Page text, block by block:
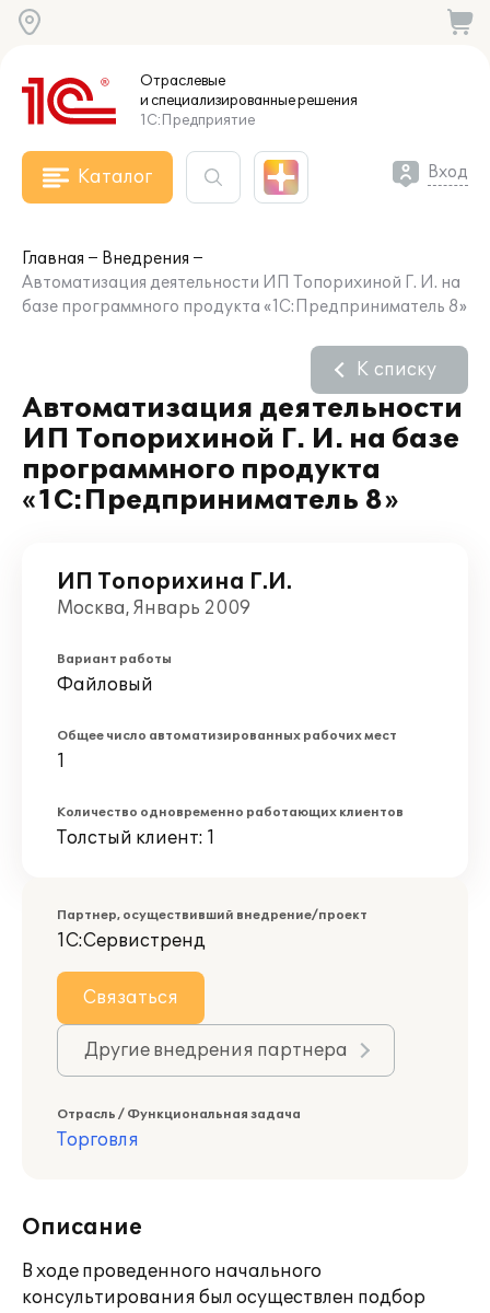
Отраслевые
и специализированныерешения
1С:Предприятие
Каталог Вход
Главная
Внедрения
Автоматизация деятельности ИП Топорихиной Г. И. на
базе программного продукта «1С:Предприниматель 8»
Автоматизация деятельности
ИП Топорихиной Г. И. на базе
программного продукта
«1С:Предприниматель 8»
К списку
ИП Топорихина Г.И.
Москва, Январь 2009
Вариант работы
Файловый
Общее число автоматизированных рабочих мест
1
Количество одновременно работающих клиентов
Толстый клиент: 1
Партнер, осуществивший внедрение/проект
1С:Сервистренд
Связаться
Другие внедрения партнера
Отрасль / Функциональная задача
Торговля
Описание
В ходе проведенного начального
консультирования был осуществлен подбор